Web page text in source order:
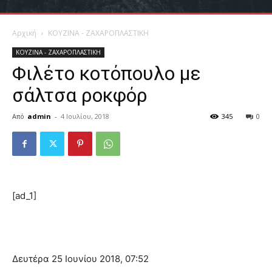
Αρχική ΚΟΥΖΙΝΑ - ΖΑΧΑΡΟΠΛΑΣΤΙΚΗ
ΚΟΥΖΙΝΑ - ΖΑΧΑΡΟΠΛΑΣΤΙΚΗ
Φιλέτο κοτόπουλο με
σάλτσα ροκφόρ
Από admin - 4 Ιουλίου, 2018 0
345
[ad_1]
Δευτέρα 25 Ιουνίου 2018, 07:52